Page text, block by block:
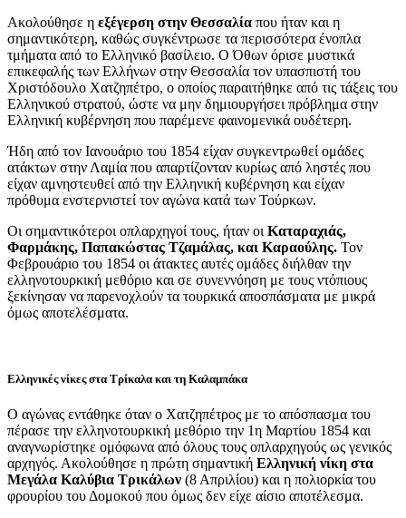
Ακολούθησε η εξέγερση στην Θεσσαλία που ήταν και η
σημαντικότερη, καθώς συγκέντρωσε τα περισσότερα ένοπλα
τμήματα από το Ελληνικό βασίλειο. Ο Όθων όρισε μυστικά
επικεφαλής των Ελλήνων στην Θεσσαλία τον υπασπιστή του
Χριστόδουλο Χατζηπέτρο, ο οποίος παραιτήθηκε από τις τάξεις του
Ελληνικού στρατού, ώστε να μην δημιουργήσει πρόβλημα στην
Ελληνική κυβέρνηση που παρέμενε φαινομενικά ουδέτερη.
Ήδη από τον Ιανουάριο του 1854 είχαν συγκεντρωθεί ομάδες
ατάκτων στην Λαμία που απαρτίζονταν κυρίως από ληστές που
είχαν αμνηστευθεί από την Ελληνική κυβέρνηση και είχαν
πρόθυμα ενστερνιστεί τον αγώνα κατά των Τούρκων.
Οι σημαντικότεροι οπλαρχηγοί τους, ήταν οι Καταραχιάς,
Φαρμάκης, Παπακώστας Τζαμάλας, και Καραούλης. Τον
Φεβρουάριο του 1854 οι άτακτες αυτές ομάδες διήλθαν την
ελληνοτουρκική μεθόριο και σε συνεννόηση με τους ντόπιους
ξεκίνησαν να παρενοχλούν τα τουρκικά αποσπάσματα με μικρά
όμως αποτελέσματα.
Ελληνικές νίκες στα Τρίκαλα και τη Καλαμπάκα
Ο αγώνας εντάθηκε όταν ο Χατζηπέτρος με το απόσπασμα του
πέρασε την ελληνοτουρκική μεθόριο την 1η Μαρτίου 1854 και
αναγνωρίστηκε ομόφωνα από όλους τους οπλαρχηγούς ως γενικός
αρχηγός. Ακολούθησε η πρώτη σημαντική Ελληνική νίκη στα
Μεγάλα Καλύβια Τρικάλων (8 Απριλίου) και η πολιορκία του
φρουρίου του Δομοκού που όμως δεν είχε αίσιο αποτέλεσμα.